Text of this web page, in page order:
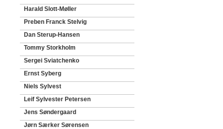
Harald Slott-Møller
Preben Franck Stelvig
Dan Sterup-Hansen
Tommy Storkholm
Sergei Sviatchenko
Ernst Syberg
Niels Sylvest
Leif Sylvester Petersen
Jens Søndergaard
Jørn Særker Sørensen